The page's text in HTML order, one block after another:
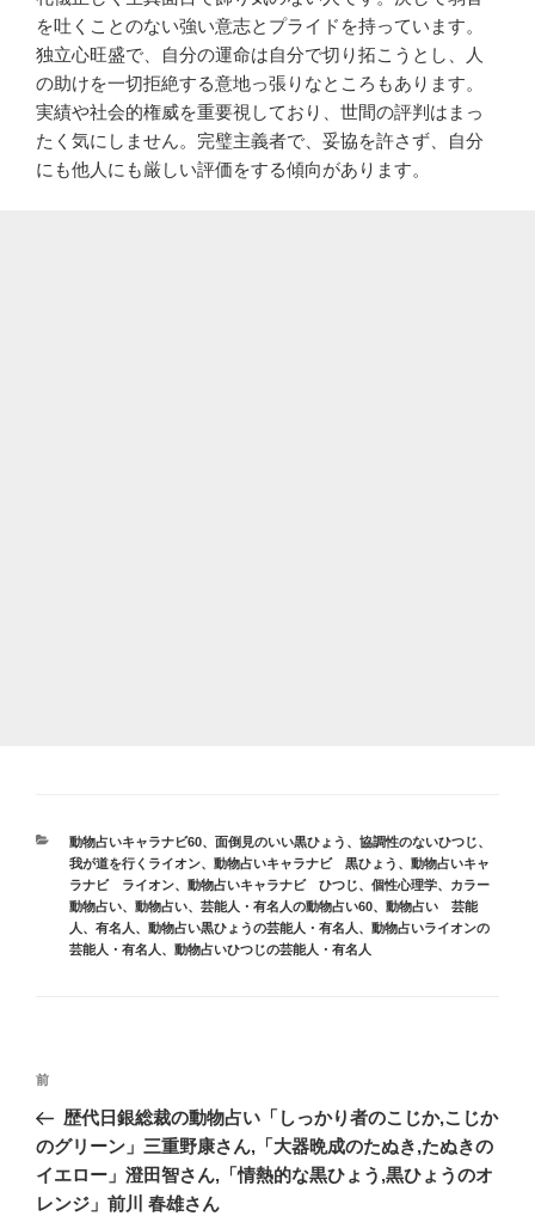
を吐くことのない強い意志とプライドを持っています。
独立心旺盛で、自分の運命は自分で切り拓こうとし、人
の助けを一切拒絶する意地っ張りなところもあります。
実績や社会的権威を重要視しており、世間の評判はまっ
たく気にしません。完璧主義者で、妥協を許さず、自分
にも他人にも厳しい評価をする傾向があります。
カ
テ
ゴ
リ
ー
動物占いキャラナビ60、 面倒見のいい黒ひょう 、 協調性のないひつじ、
我が道を行くライオン、 動物占いキャラナビ 黒ひょう 、 動物占いキャ
ラナビ ライオン、 動物占いキャラナビ ひつじ、 個性心理学、
カラー
動物占い、 動物占い、 芸能人・有名人の動物占い60、 動物占い 芸能
人、有名人 、 動物占い黒ひょうの芸能人・有名人 、 動物占いライオンの
芸能人・有名人 、 動物占いひつじの芸能人・有名人
投
ナ
ビ
ゲ
前
の
投
稿
前
歴代日銀総裁の動物占い「しっかり者のこじか,こじか
のグリーン」三重野康さん,「大器晩成のたぬき,たぬきの
イエロー」澄田智さん,「情熱的な黒ひょう,黒ひょうのオ
レンジ」前川 春雄さん